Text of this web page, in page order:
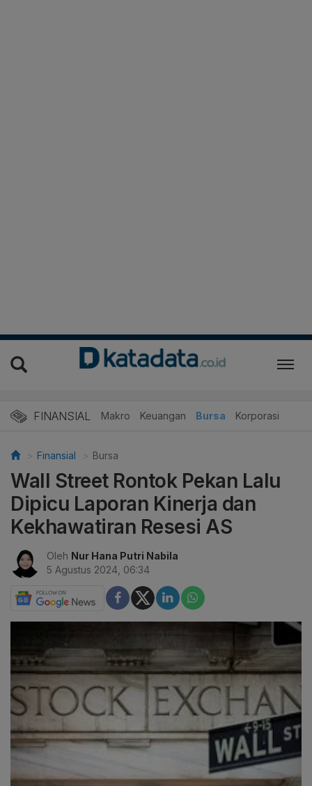
FINANSIAL Makro Keuangan Bursa Korporasi
Finansial Bursa
Wall Street Rontok Pekan Lalu
Dipicu Laporan Kinerja dan
Kekhawatiran Resesi AS
Oleh Nur Hana Putri Nabila
5 Agustus 2024, 06:34